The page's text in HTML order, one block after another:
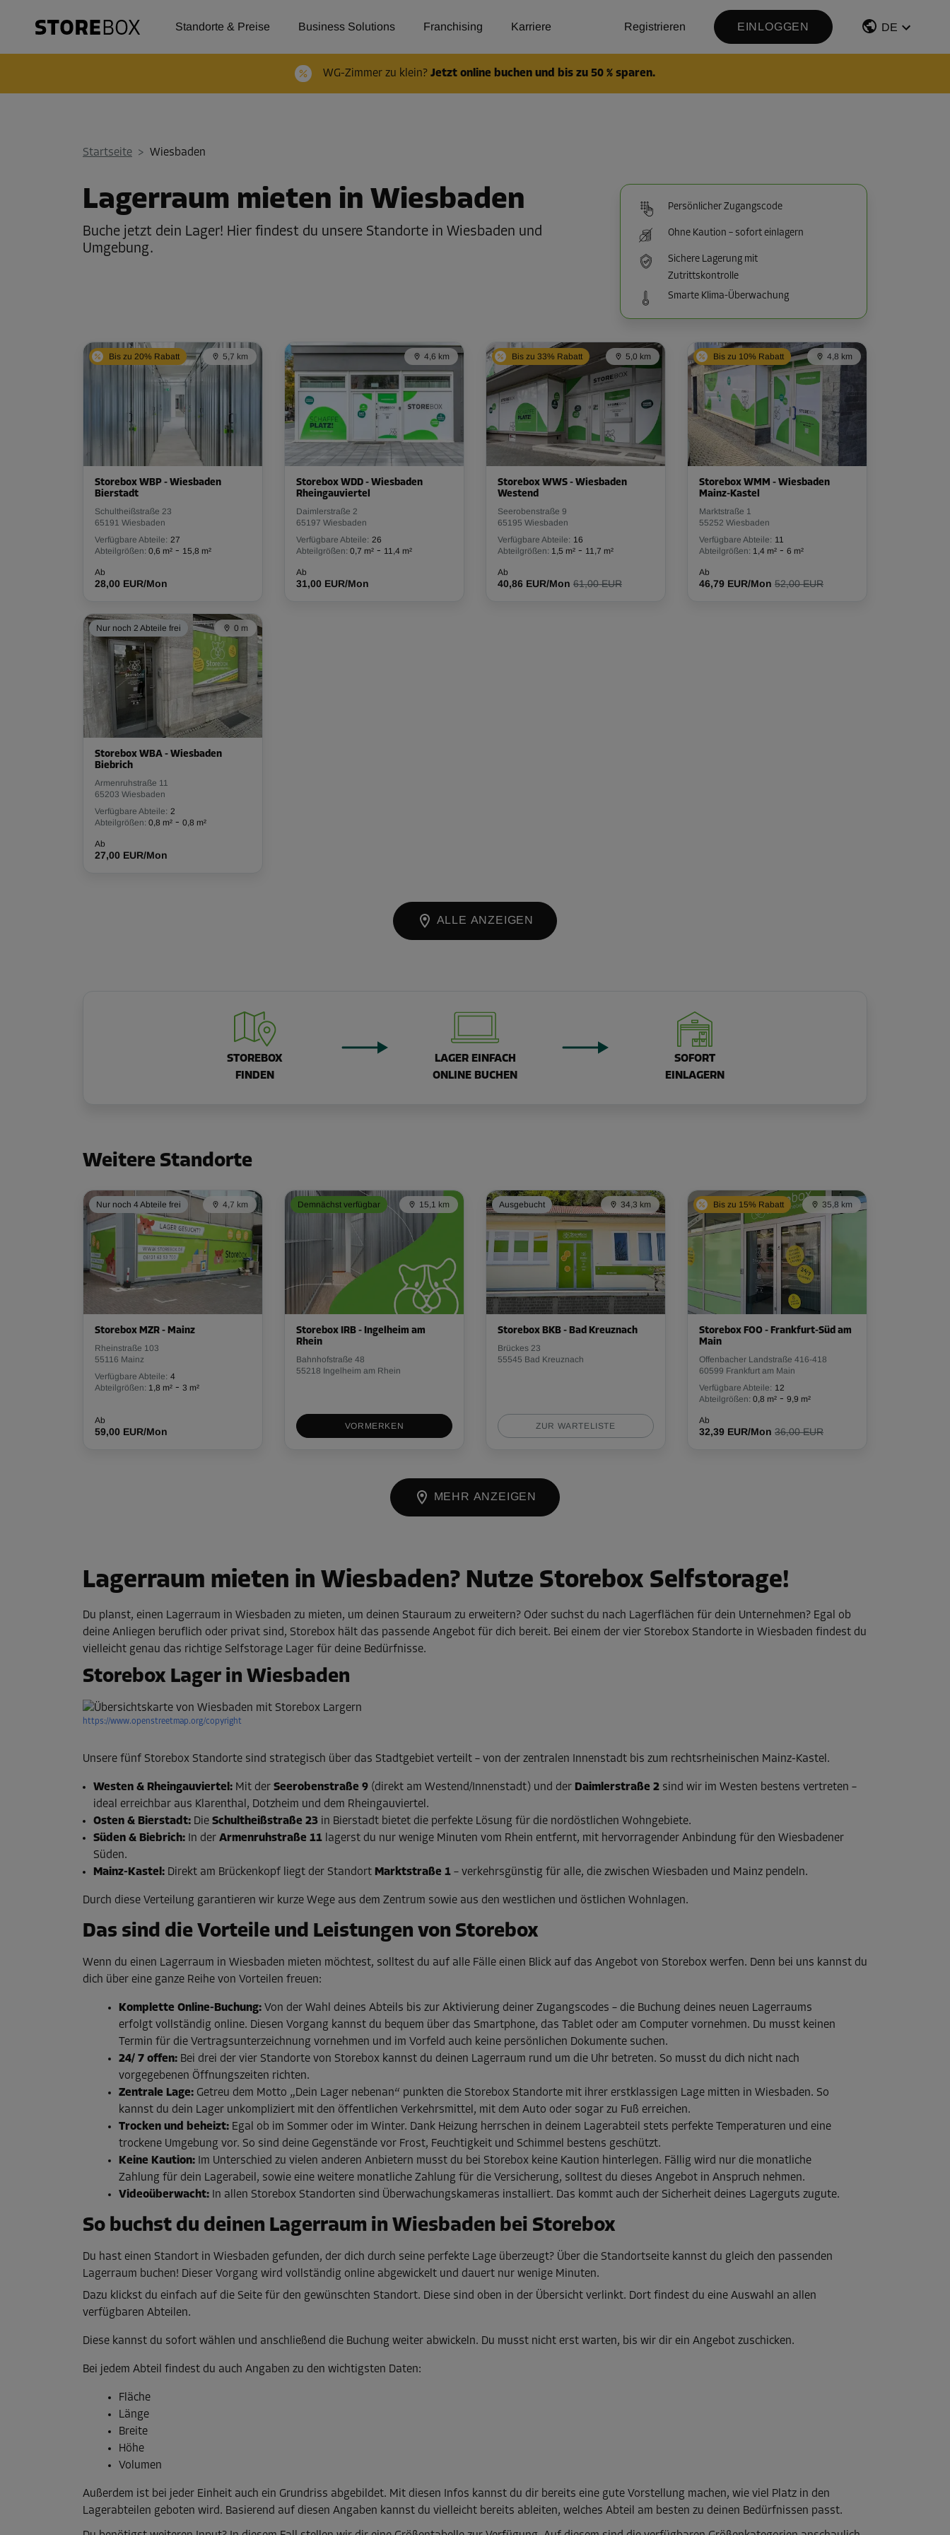
Standorte & Preise Business Solutions Franchising Karriere Registrieren EINLOGGEN DE
WG-Zimmer zu klein? Jetzt online buchen und bis zu 50 % sparen.
Startseite > Wiesbaden
Lagerraum mieten in Wiesbaden
Buche jetzt dein Lager! Hier findest du unsere Standorte in Wiesbaden und
Umgebung.
Persönlicher Zugangscode
Ohne Kaution – sofort einlagern
Sichere Lagerung mit
Zutrittskontrolle
Smarte Klima-Überwachung
Bis zu 20% Rabatt 5,7 km
Storebox WBP - Wiesbaden
Bierstadt
Schultheißstraße 23
65191 Wiesbaden
Verfügbare Abteile: 27
Abteilgrößen: 0,6 m² - 15,8 m²
Ab
28,00 EUR/Mon
4,6 km
Storebox WDD - Wiesbaden
Rheingauviertel
Daimlerstraße 2
65197 Wiesbaden
Verfügbare Abteile: 26
Abteilgrößen: 0,7 m² - 11,4 m²
Ab
31,00 EUR/Mon
Bis zu 33% Rabatt 5,0 km
Storebox WWS - Wiesbaden
Westend
Seerobenstraße 9
65195 Wiesbaden
Verfügbare Abteile: 16
Abteilgrößen: 1,5 m² - 11,7 m²
Ab
40,86 EUR/Mon 61,00 EUR
Bis zu 10% Rabatt 4,8 km
Storebox WMM - Wiesbaden
Mainz-Kastel
Marktstraße 1
55252 Wiesbaden
Verfügbare Abteile: 11
Abteilgrößen: 1,4 m² - 6 m²
Ab
46,79 EUR/Mon 52,00 EUR
Nur noch 2 Abteile frei 0 m
Storebox WBA - Wiesbaden
Biebrich
Armenruhstraße 11
65203 Wiesbaden
Verfügbare Abteile: 2
Abteilgrößen: 0,8 m² - 0,8 m²
Ab
27,00 EUR/Mon
ALLE ANZEIGEN
STOREBOX
FINDEN
LAGER EINFACH
ONLINE BUCHEN
SOFORT
EINLAGERN
Weitere Standorte
Nur noch 4 Abteile frei 4,7 km
Storebox MZR - Mainz
Rheinstraße 103
55116 Mainz
Verfügbare Abteile: 4
Abteilgrößen: 1,8 m² - 3 m²
Ab
59,00 EUR/Mon
Demnächst verfügbar 15,1 km
Storebox IRB - Ingelheim am
Rhein
Bahnhofstraße 48
55218 Ingelheim am Rhein
VORMERKEN
Ausgebucht 34,3 km
Storebox BKB - Bad Kreuznach
Brückes 23
55545 Bad Kreuznach
ZUR WARTELISTE
Bis zu 15% Rabatt 35,8 km
Storebox FOO - Frankfurt-Süd am
Main
Offenbacher Landstraße 416-418
60599 Frankfurt am Main
Verfügbare Abteile: 12
Abteilgrößen: 0,8 m² - 9,9 m²
Ab
32,39 EUR/Mon 36,00 EUR
MEHR ANZEIGEN
Lagerraum mieten in Wiesbaden? Nutze Storebox Selfstorage!
Du planst, einen Lagerraum in Wiesbaden zu mieten, um deinen Stauraum zu erweitern? Oder suchst du nach Lagerflächen für dein Unternehmen? Egal ob
deine Anliegen beruflich oder privat sind, Storebox hält das passende Angebot für dich bereit. Bei einem der vier Storebox Standorte in Wiesbaden findest du
vielleicht genau das richtige Selfstorage Lager für deine Bedürfnisse.
Storebox Lager in Wiesbaden
https://www.openstreetmap.org/copyright
Unsere fünf Storebox Standorte sind strategisch über das Stadtgebiet verteilt – von der zentralen Innenstadt bis zum rechtsrheinischen Mainz-Kastel.
Westen & Rheingauviertel: Mit der Seerobenstraße 9 (direkt am Westend/Innenstadt) und der Daimlerstraße 2 sind wir im Westen bestens vertreten –
ideal erreichbar aus Klarenthal, Dotzheim und dem Rheingauviertel.
Osten & Bierstadt: Die Schultheißstraße 23 in Bierstadt bietet die perfekte Lösung für die nordöstlichen Wohngebiete.
Süden & Biebrich: In der Armenruhstraße 11 lagerst du nur wenige Minuten vom Rhein entfernt, mit hervorragender Anbindung für den Wiesbadener
Süden.
Mainz-Kastel: Direkt am Brückenkopf liegt der Standort Marktstraße 1 – verkehrsgünstig für alle, die zwischen Wiesbaden und Mainz pendeln.
Durch diese Verteilung garantieren wir kurze Wege aus dem Zentrum sowie aus den westlichen und östlichen Wohnlagen.
Das sind die Vorteile und Leistungen von Storebox
Wenn du einen Lagerraum in Wiesbaden mieten möchtest, solltest du auf alle Fälle einen Blick auf das Angebot von Storebox werfen. Denn bei uns kannst du
dich über eine ganze Reihe von Vorteilen freuen:
Komplette Online-Buchung: Von der Wahl deines Abteils bis zur Aktivierung deiner Zugangscodes – die Buchung deines neuen Lagerraums
erfolgt vollständig online. Diesen Vorgang kannst du bequem über das Smartphone, das Tablet oder am Computer vornehmen. Du musst keinen
Termin für die Vertragsunterzeichnung vornehmen und im Vorfeld auch keine persönlichen Dokumente suchen.
24/ 7 offen: Bei drei der vier Standorte von Storebox kannst du deinen Lagerraum rund um die Uhr betreten. So musst du dich nicht nach
vorgegebenen Öffnungszeiten richten.
Zentrale Lage: Getreu dem Motto „Dein Lager nebenan“ punkten die Storebox Standorte mit ihrer erstklassigen Lage mitten in Wiesbaden. So
kannst du dein Lager unkompliziert mit den öffentlichen Verkehrsmittel, mit dem Auto oder sogar zu Fuß erreichen.
Trocken und beheizt: Egal ob im Sommer oder im Winter. Dank Heizung herrschen in deinem Lagerabteil stets perfekte Temperaturen und eine
trockene Umgebung vor. So sind deine Gegenstände vor Frost, Feuchtigkeit und Schimmel bestens geschützt.
Keine Kaution: Im Unterschied zu vielen anderen Anbietern musst du bei Storebox keine Kaution hinterlegen. Fällig wird nur die monatliche
Zahlung für dein Lagerabeil, sowie eine weitere monatliche Zahlung für die Versicherung, solltest du dieses Angebot in Anspruch nehmen.
Videoüberwacht: In allen Storebox Standorten sind Überwachungskameras installiert. Das kommt auch der Sicherheit deines Lagerguts zugute.
So buchst du deinen Lagerraum in Wiesbaden bei Storebox
Du hast einen Standort in Wiesbaden gefunden, der dich durch seine perfekte Lage überzeugt? Über die Standortseite kannst du gleich den passenden
Lagerraum buchen! Dieser Vorgang wird vollständig online abgewickelt und dauert nur wenige Minuten.
Dazu klickst du einfach auf die Seite für den gewünschten Standort. Diese sind oben in der Übersicht verlinkt. Dort findest du eine Auswahl an allen
verfügbaren Abteilen.
Diese kannst du sofort wählen und anschließend die Buchung weiter abwickeln. Du musst nicht erst warten, bis wir dir ein Angebot zuschicken.
Bei jedem Abteil findest du auch Angaben zu den wichtigsten Daten:
Fläche
Länge
Breite
Höhe
Volumen
Außerdem ist bei jeder Einheit auch ein Grundriss abgebildet. Mit diesen Infos kannst du dir bereits eine gute Vorstellung machen, wie viel Platz in den
Lagerabteilen geboten wird. Basierend auf diesen Angaben kannst du vielleicht bereits ableiten, welches Abteil am besten zu deinen Bedürfnissen passt.